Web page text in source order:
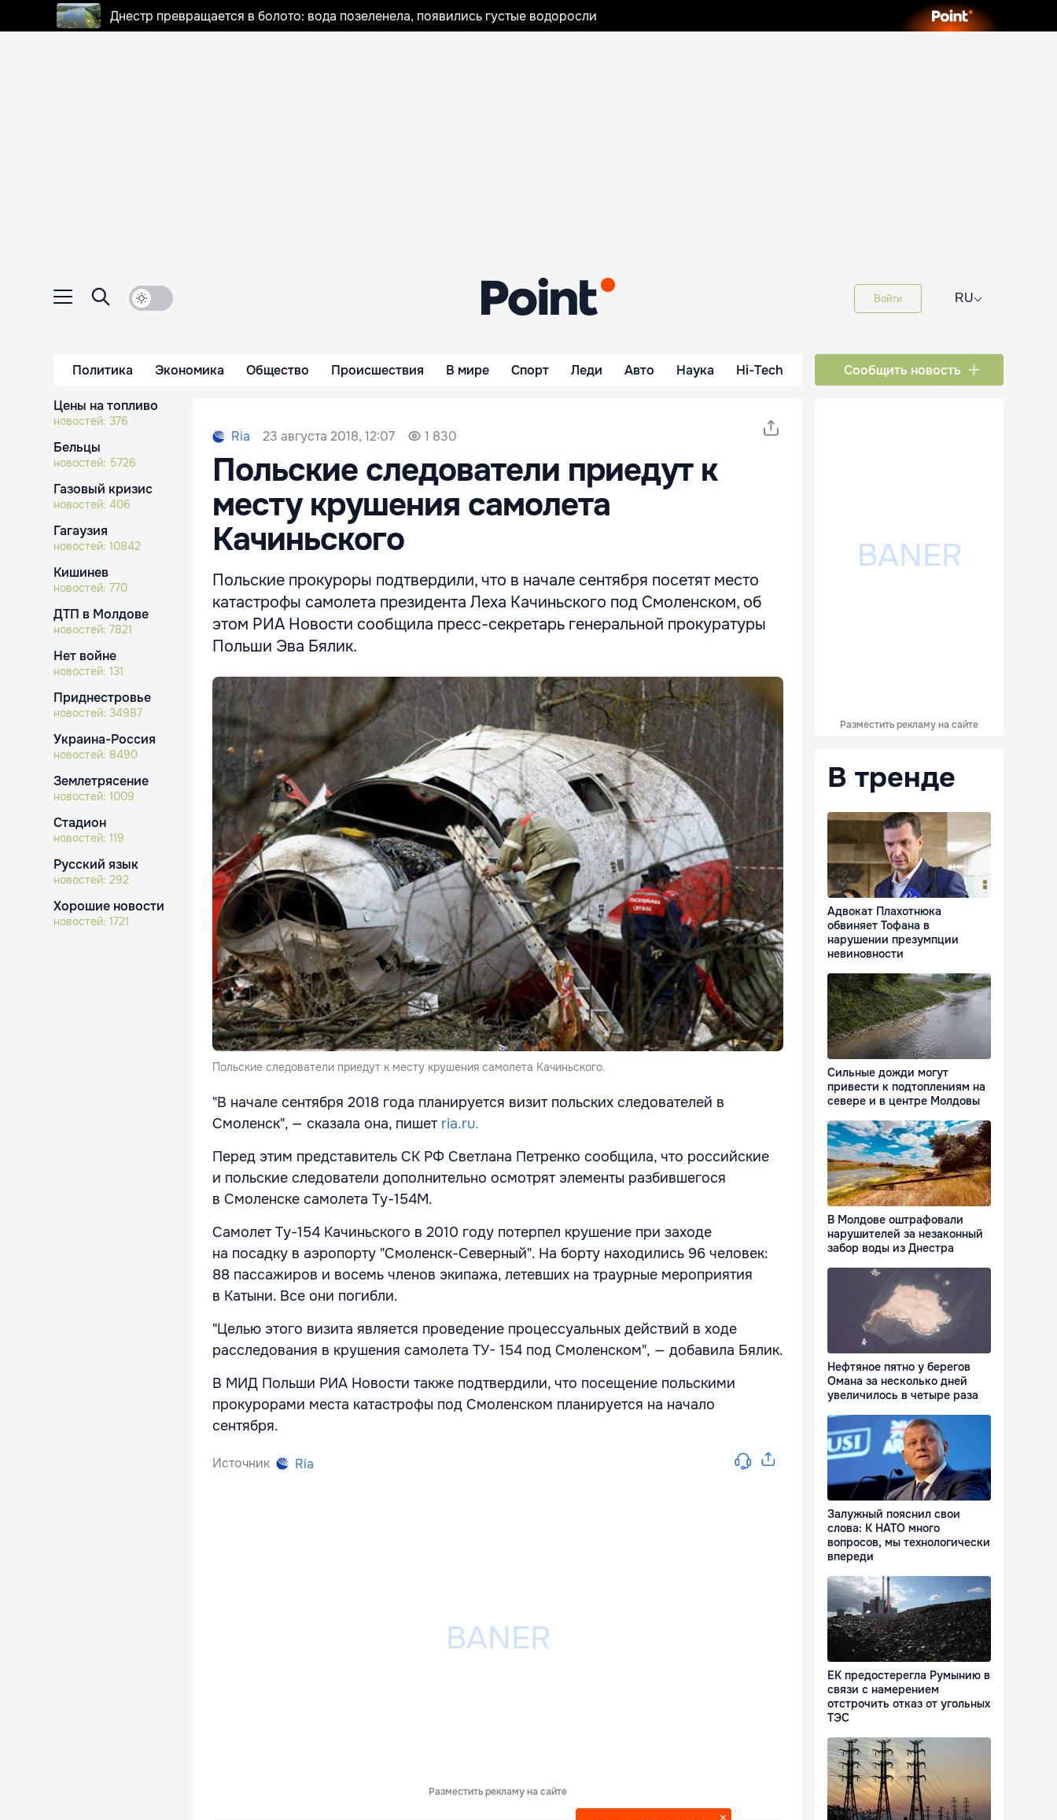
Днестр превращается в болото: вода позеленела, появились густые водоросли
Войти RU⌵
Политика Экономика Общество Происшествия В мире Спорт Леди Авто Наука Hi-Tech Сообщить новость
Цены на топливо
новостей: 376
Бельцы
новостей: 5726
Газовый кризис
новостей: 406
Гагаузия
новостей: 10842
Кишинев
новостей: 770
ДТП в Молдове
новостей: 7821
Нет войне
новостей: 131
Приднестровье
новостей: 34987
Украина-Россия
новостей: 8490
Землетрясение
новостей: 1009
Стадион
новостей: 119
Русский язык
новостей: 292
Хорошие новости
новостей: 1721
Ria 23 августа 2018, 12:07 1 830
Польские следователи приедут к
месту крушения самолета
Качиньского
Польские прокуроры подтвердили, что в начале сентября посетят место
катастрофы самолета президента Леха Качиньского под Смоленском, об
этом РИА Новости сообщила пресс-секретарь генеральной прокуратуры
Польши Эва Бялик.
Польские следователи приедут к месту крушения самолета Качиньского.
"В начале сентября 2018 года планируется визит польских следователей в
Смоленск", — сказала она, пишет ria.ru.
Перед этим представитель СК РФ Светлана Петренко сообщила, что российские
и польские следователи дополнительно осмотрят элементы разбившегося
в Смоленске самолета Ту-154М.
Самолет Ту-154 Качиньского в 2010 году потерпел крушение при заходе
на посадку в аэропорту "Смоленск-Северный". На борту находились 96 человек:
88 пассажиров и восемь членов экипажа, летевших на траурные мероприятия
в Катыни. Все они погибли.
"Целью этого визита является проведение процессуальных действий в ходе
расследования в крушения самолета ТУ- 154 под Смоленском", — добавила Бялик.
В МИД Польши РИА Новости также подтвердили, что посещение польскими
прокурорами места катастрофы под Смоленском планируется на начало
сентября.
Источник Ria
Разместить рекламу на сайте
Разместить рекламу на сайте
В тренде
Адвокат Плахотнюка
обвиняет Тофана в
нарушении презумпции
невиновности
Сильные дожди могут
привести к подтоплениям на
севере и в центре Молдовы
В Молдове оштрафовали
нарушителей за незаконный
забор воды из Днестра
Нефтяное пятно у берегов
Омана за несколько дней
увеличилось в четыре раза
Залужный пояснил свои
слова: К НАТО много
вопросов, мы технологически
впереди
ЕК предостерегла Румынию в
связи с намерением
отстрочить отказ от угольных
ТЭС